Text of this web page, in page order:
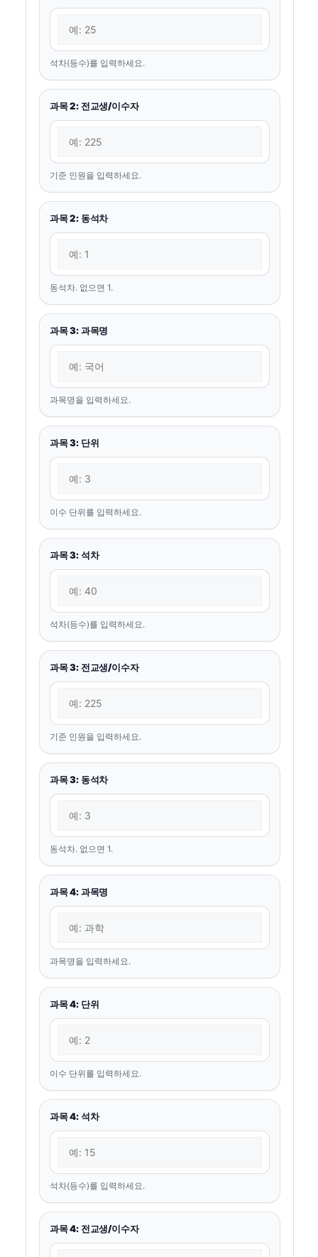
석차(등수)를 입력하세요.
과목 2: 전교생/이수자
기준 인원을 입력하세요.
과목 2: 동석차
동석차. 없으면 1.
과목 3: 과목명
과목명을 입력하세요.
과목 3: 단위
이수 단위를 입력하세요.
과목 3: 석차
석차(등수)를 입력하세요.
과목 3: 전교생/이수자
기준 인원을 입력하세요.
과목 3: 동석차
동석차. 없으면 1.
과목 4: 과목명
과목명을 입력하세요.
과목 4: 단위
이수 단위를 입력하세요.
과목 4: 석차
석차(등수)를 입력하세요.
과목 4: 전교생/이수자